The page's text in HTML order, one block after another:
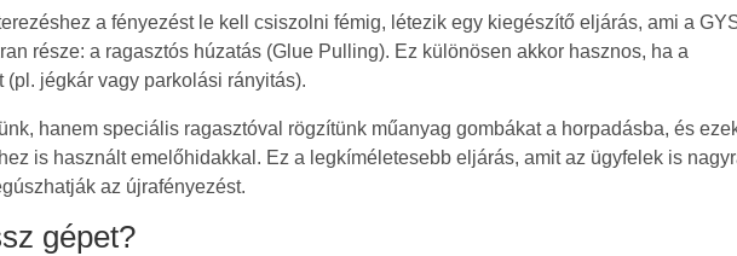
a fényezést le kell csiszolni fémig, létezik egy kiegészítő eljárás, ami a
része: a ragasztós húzatás (Glue Pulling). Ez különösen akkor hasznos, ha a
(pl. jégkár vagy parkolási rányitás).
hanem speciális ragasztóval rögzítünk műanyag gombákat a horpadásba, és
is használt emelőhidakkal. Ez a legkíméletesebb eljárás, amit az ügyfelek is
az újrafényezést.
gépet?